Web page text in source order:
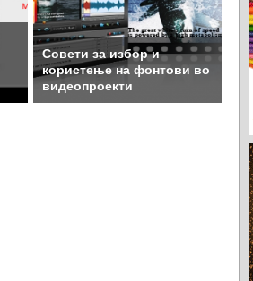
Совети за избор и
користење на фонтови во
видеопроекти